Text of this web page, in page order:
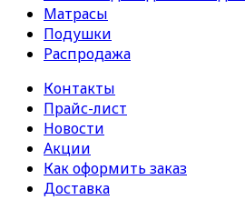
Матрасы
Подушки
Распродажа
Контакты
Прайс-лист
Новости
Акции
Как оформить заказ
Доставка